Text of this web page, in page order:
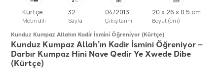
Kürtçe
Metin dili
32
Sayfa
04/2013
Çıkış tarihi
20 x 26 x 0.5 cm
Boyut (cm)
Kunduz Kumpaz Allahın Kadi̇r İsmi̇ni̇ Öğreni̇yor (Kürtçe)
Kunduz Kumpaz Allah’ın Kadir İsmini Öğreniyor –
Darbır Kumpaz Hini Nave Qedir Ye Xwede Dibe
(Kürtçe)